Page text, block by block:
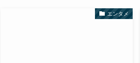
エンタメ